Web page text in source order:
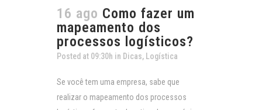
16 ago Como fazer um
mapeamento dos
processos logísticos?
Posted at 09:30h in Dicas, Logística
Se você tem uma empresa, sabe que
realizar o mapeamento dos processos